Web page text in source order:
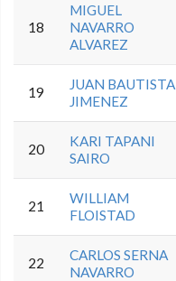
18
MIGUEL
NAVARRO
ALVAREZ
19
JUAN BAUTISTA
JIMENEZ
20
KARI TAPANI
SAIRO
21
WILLIAM
FLOISTAD
22
CARLOS SERNA
NAVARRO